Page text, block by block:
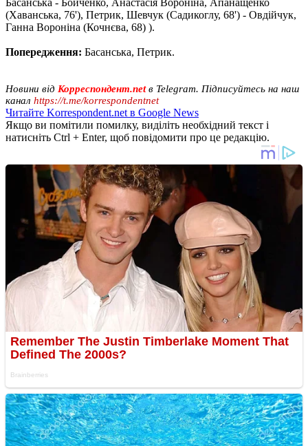
(Хаванська, 76'), Петрик, Шевчук (Садикоглу, 68') - Овдійчук,
Ганна Вороніна (Кочнєва, 68) ).
Попередження: Басанська, Петрик.
Новини від Корреспондент.netв Telegram. Підписуйтесь на наш
канал https://t.me/korrespondentnet
Читайте Korrespondent.net в Google News
Якщо ви помітили помилку, виділіть необхідний текст і
натисніть Ctrl + Enter, щоб повідомити про це редакцію.